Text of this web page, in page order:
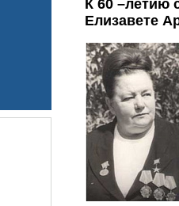
К 60 –летию
Елизавете